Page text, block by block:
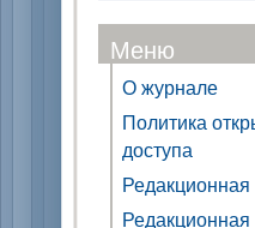
Меню
О журнале
Политика
доступа
Редакционная
Редакционная